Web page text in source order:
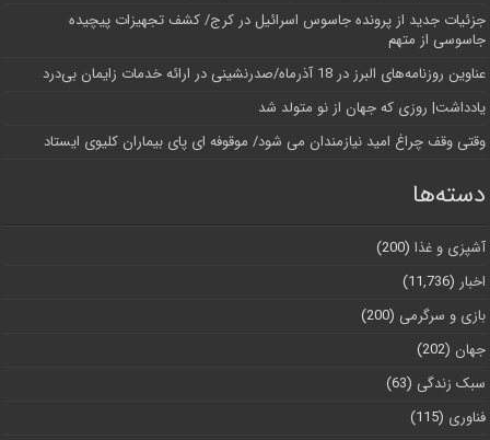
جزئیات جدید از پرونده جاسوس اسرائیل در کرج/‌ کشف تجهیزات پیچیده
جاسوسی از متهم
عناوین روزنامه‌های البرز در ‌18 آذرماه/صدرنشینی در ارائه خدمات زایمان بی‌درد
یادداشت| روزی که جهان از نو متولد شد
وقتی وقف چراغ امید نیازمندان می شود/ موقوفه ای پای بیماران کلیوی ایستاد
دسته‌ها
آشپزی و غذا (200)
اخبار (11,736)
بازی و سرگرمی (200)
جهان (202)
سبک زندگی (63)
فناوری (115)